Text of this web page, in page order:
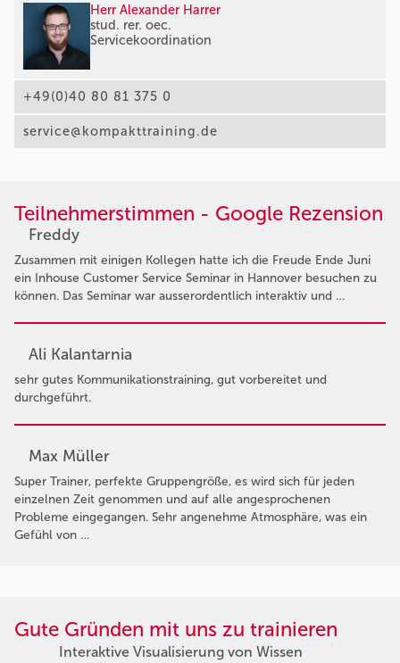
Herr Alexander Harrer
stud. rer. oec.
Servicekoordination
+49(0)40 80 81 375 0
service@kompakttraining.de
Teilnehmerstimmen - Google Rezension
Freddy
Zusammen mit einigen Kollegen hatte ich die Freude Ende Juni
ein Inhouse Customer Service Seminar in Hannover besuchen zu
können. Das Seminar war ausserordentlich interaktiv und …
Ali Kalantarnia
sehr gutes Kommunikationstraining, gut vorbereitet und
durchgeführt.
Max Müller
Super Trainer, perfekte Gruppengröße, es wird sich für jeden
einzelnen Zeit genommen und auf alle angesprochenen
Probleme eingegangen. Sehr angenehme Atmosphäre, was ein
Gefühl von …
Gute Gründen mit uns zu trainieren
Interaktive Visualisierung von Wissen